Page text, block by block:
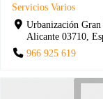
Servicios Varios
Urbanización
Alicante 03710,
966 925 619